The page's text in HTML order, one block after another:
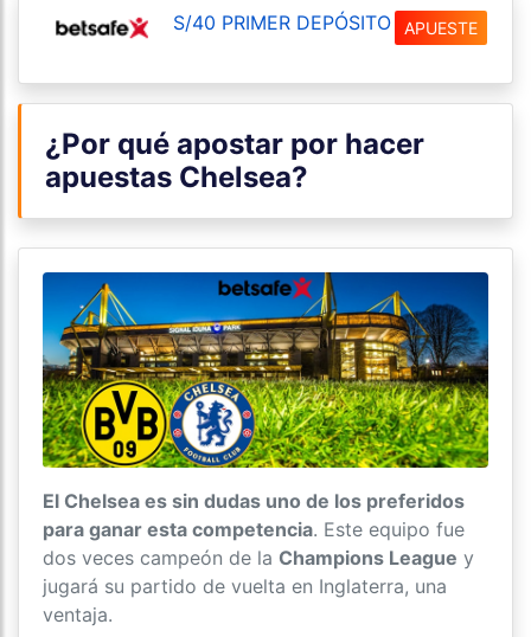
S/40 PRIMER DEPÓSITO APUESTE
¿Por qué apostar por hacer
apuestas Chelsea?
El Chelsea es sin dudas uno de los preferidos
para ganar esta competencia. Este equipo fue
dos veces campeón de la Champions League y
jugará su partido de vuelta en Inglaterra, una
ventaja.